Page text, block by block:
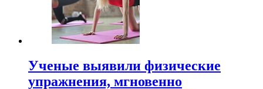
Ученые выявили физические
упражнения, мгновенно